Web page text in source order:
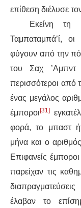
επίθεση διέλυσε
Εκείνη τη
Ταμπαταμπά’ί, οι
φύγουν από την
του Σαχ ’Αμπντ
περισσότεροι από
ένας μεγάλος
έμποροι [31]
φορά, το μπαστ
μήνα και ο
Επιφανείς
παρείχαν τις
έλαβαν το